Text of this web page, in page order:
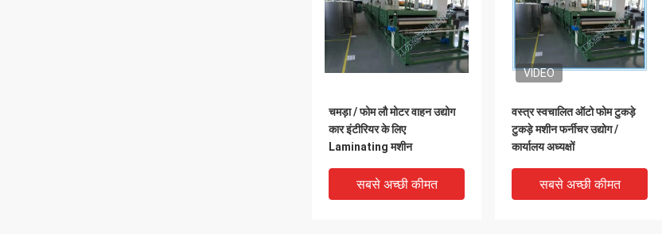
चमड़ा / फोम लौ मोटर वाहन उद्योग
कार इंटीरियर के लिए
Laminating मशीन
सबसे अच्छी कीमत
VIDEO
वस्त्र स्वचालित ऑटो फोम टुकड़े
टुकड़े मशीन फर्नीचर उद्योग /
कार्यालय अध्यक्षों
सबसे अच्छी कीमत